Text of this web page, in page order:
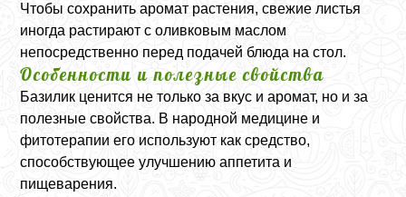
Чтобы сохранить аромат растения, свежие листья
иногда растирают с оливковым маслом
непосредственно перед подачей блюда на стол.
Особенности и полезные свойства
Базилик ценится не только за вкус и аромат, но и за
полезные свойства. В народной медицине и
фитотерапии его используют как средство,
способствующее улучшению аппетита и
пищеварения.